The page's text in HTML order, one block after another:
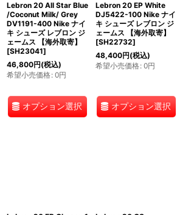
Lebron 20 All Star Blue
/Coconut Milk/ Grey
DV1191-400 Nike ナイ
キ シューズ レブロン ジ
ェームス 【海外取寄】
[SH23041]
46,800円(税込)
希望小売価格: 0円
オプション選択
Lebron 20 EP White
DJ5422-100 Nike ナイ
キ シューズ レブロン ジ
ェームス 【海外取寄】
[SH22732]
48,400円(税込)
希望小売価格: 0円
オプション選択